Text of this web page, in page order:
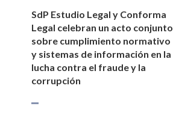
NOTICIAS Y BLOG JURÍDICO
SdP Estudio Legal y Conforma
Legal celebran un acto conjunto
sobre cumplimiento normativo
y sistemas de información en la
lucha contra el fraude y la
corrupción